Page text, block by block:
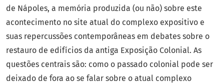
de Nápoles, a memória produzida (ou não) sobre este
acontecimento no site atual do complexo expositivo e
suas repercussões contemporâneas em debates sobre o
restauro de edifícios da antiga Exposição Colonial. As
questões centrais são: como o passado colonial pode ser
deixado de fora ao se falar sobre o atual complexo